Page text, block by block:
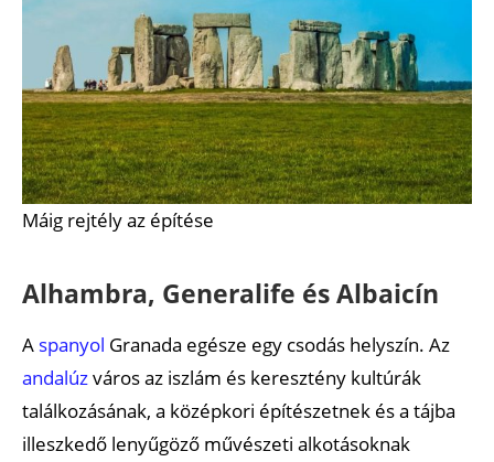
Máig rejtély az építése
Alhambra, Generalife és Albaicín
A spanyol Granada egésze egy csodás helyszín. Az
andalúzváros az iszlám és keresztény kultúrák
találkozásának, a középkori építészetnek és a tájba
illeszkedő lenyűgöző művészeti alkotásoknak